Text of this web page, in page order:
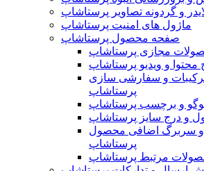
و گردونه تصاویر پرستاشاپ
ماژول های امنیت پرستاشاپ
صفحه محصول پرستاشاپ
مجازی پرستاشاپ
و ویدیو پرستاشاپ
و سفارشی سازی
پرستاشاپ
و برچسب پرستاشاپ
و درج سایز پرستاشاپ
و سربرگ اضافی محصول
پرستاشاپ
مرتبط پرستاشاپ